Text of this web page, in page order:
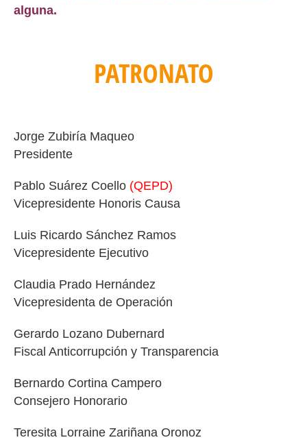
alguna.
PATRONATO
Jorge Zubiría Maqueo
Presidente
Pablo Suárez Coello (QEPD)
Vicepresidente Honoris Causa
Luis Ricardo Sánchez Ramos
Vicepresidente Ejecutivo
Claudia Prado Hernández
Vicepresidenta de Operación
Gerardo Lozano Dubernard
Fiscal Anticorrupción y Transparencia
Bernardo Cortina Campero
Consejero Honorario
Teresita Lorraine Zariñana Oronoz